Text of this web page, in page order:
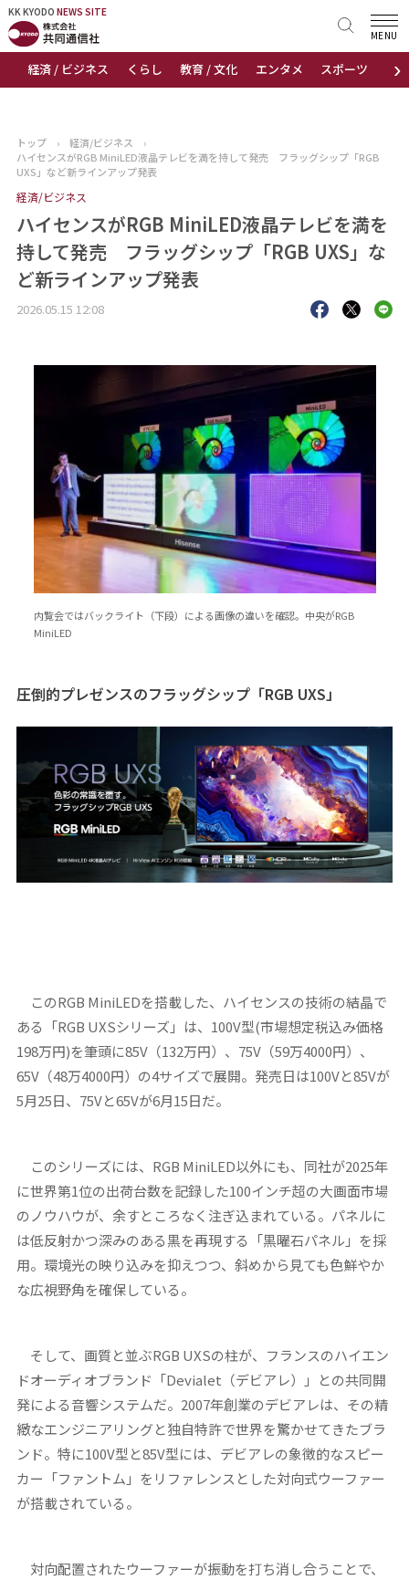
KK KYODO NEWS SITE
›
経済 / ビジネス くらし 教育 / 文化 エンタメ スポーツ 地域
MENU
KK KYODONEWS SITE
トップページ
ニュース
おすすめコンテンツ
出版物
会社概要
トップ › 経済/ビジネス
›
ハイセンスがRGB MiniLED液晶テレビを満を持して発売 フラッグシップ「RGB
UXS」など新ラインアップ発表
経済/ビジネス
ハイセンスがRGB MiniLED液晶テレビを満を
持して発売 フラッグシップ「RGB UXS」な
ど新ラインアップ発表
2026.05.15 12:08
内覧会ではバックライト（下段）による画像の違いを確認。中央がRGB
MiniLED
圧倒的プレゼンスのフラッグシップ「RGB UXS」
このRGB MiniLEDを搭載した、ハイセンスの技術の結晶で
ある「RGB UXSシリーズ」は、100V型(市場想定税込み価格
198万円)を筆頭に85V（132万円）、75V（59万4000円）、
65V（48万4000円）の4サイズで展開。発売日は100Vと85Vが
5月25日、75Vと65Vが6月15日だ。
このシリーズには、RGB MiniLED以外にも、同社が2025年
に世界第1位の出荷台数を記録した100インチ超の大画面市場
のノウハウが、余すところなく注ぎ込まれている。パネルに
は低反射かつ深みのある黒を再現する「黒曜石パネル」を採
用。環境光の映り込みを抑えつつ、斜めから見ても色鮮やか
な広視野角を確保している。
そして、画質と並ぶRGB UXSの柱が、フランスのハイエン
ドオーディオブランド「Devialet（デビアレ）」との共同開
発による音響システムだ。2007年創業のデビアレは、その精
緻なエンジニアリングと独自特許で世界を驚かせてきたブラ
ンド。特に100V型と85V型には、デビアレの象徴的なスピー
カー「ファントム」をリファレンスとした対向式ウーファー
が搭載されている。
対向配置されたウーファーが振動を打ち消し合うことで、